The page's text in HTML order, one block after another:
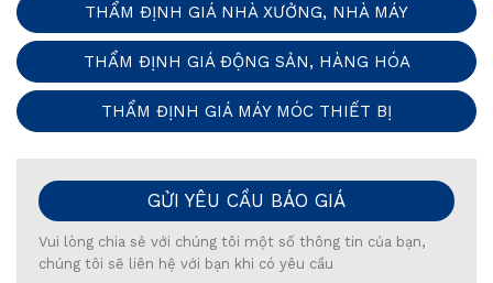
THẨM ĐỊNH GIÁ NHÀ XƯỞNG, NHÀ MÁY
THẨM ĐỊNH GIÁ ĐỘNG SẢN, HÀNG HÓA
THẨM ĐỊNH GIÁ MÁY MÓC THIẾT BỊ
GỬI YÊU CẦU BÁO GIÁ
Vui lòng chia sẻ với chúng tôi một số thông tin của bạn,
chúng tôi sẽ liên hệ với bạn khi có yêu cầu